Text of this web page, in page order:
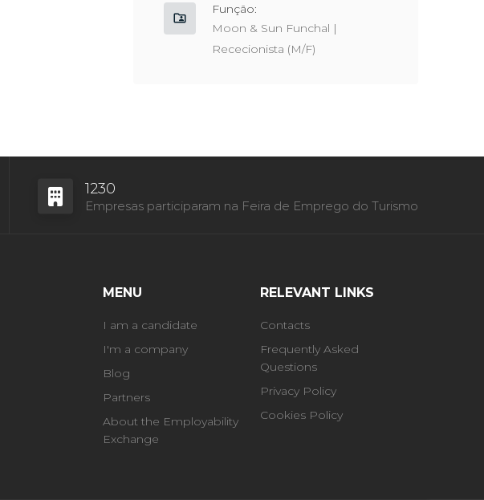
Função:
Moon & Sun Funchal |
Rececionista (M/F)
1230
Empresas participaram na Feira de Emprego do Turismo
MENU
I am a candidate
I'm a company
Blog
Partners
About the Employability
Exchange
RELEVANT LINKS
Contacts
Frequently Asked
Questions
Privacy Policy
Cookies Policy